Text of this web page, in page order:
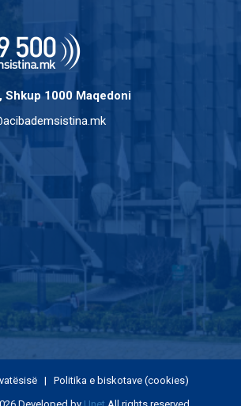
Shkup 1000 Maqedoni
| Politika e biskotave (cookies)